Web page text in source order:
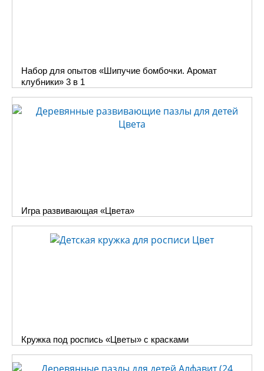
Набор для опытов «Шипучие бомбочки. Аромат
клубники» 3 в 1
Игра развивающая «Цвета»
Кружка под роспись «Цветы» с красками